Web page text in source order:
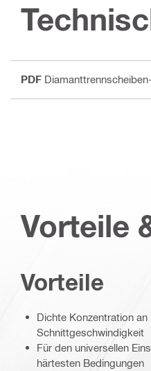
PDF
Vorteile
Vorteile
Dichte Konzentration
Schnittgeschwindigkeit
Für den universellen
härtesten Bedingungen